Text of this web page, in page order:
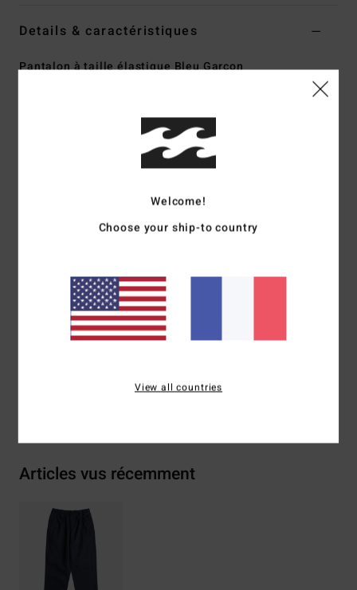
Details & caractéristiques
Pantalon à taille élastique Bleu Garçon
Sergé en coton semi-épais
taille élastique
Système de fermeture : Cordon de serrage interne
Autres caractéristiques :
Composition[Matière principale] 100% coton
Articles vus récemment
Welcome!
Choose your ship-to country
View all countries